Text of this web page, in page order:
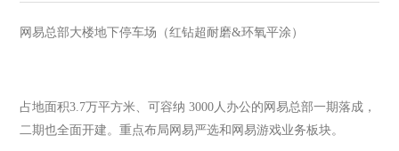
网易总部大楼地下停车场（红钻超耐磨&环氧平涂）
占地面积3.7万平方米、可容纳 3000人办公的网易总部一期落成，
二期也全面开建。重点布局网易严选和网易游戏业务板块。